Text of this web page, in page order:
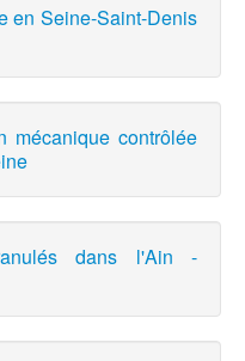
en Seine-Saint-Denis
mécanique contrôlée
dans l'Ain -